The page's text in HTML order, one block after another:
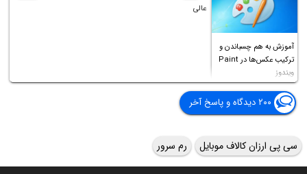
آموزش به هم چسباندن و
ترکیب عکس‌ها در Paint
ویندوز
عالی
۲۰۰ دیدگاه و پاسخ آخر
سی پی ارزان کالاف موبایل رم سرور